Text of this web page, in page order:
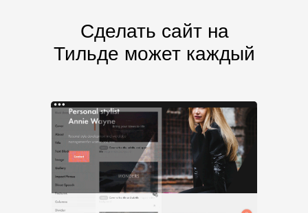
Сделать сайт на
Тильде может каждый